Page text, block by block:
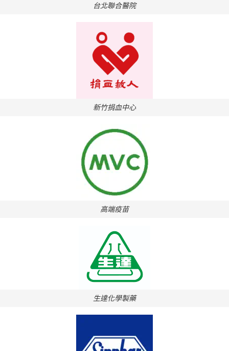
台北聯合醫院
新竹捐血中心
高端疫苗
生達化學製藥